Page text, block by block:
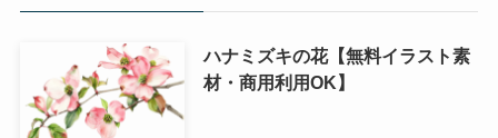
ハナミズキの花【無料イラスト素
材・商用利用OK】